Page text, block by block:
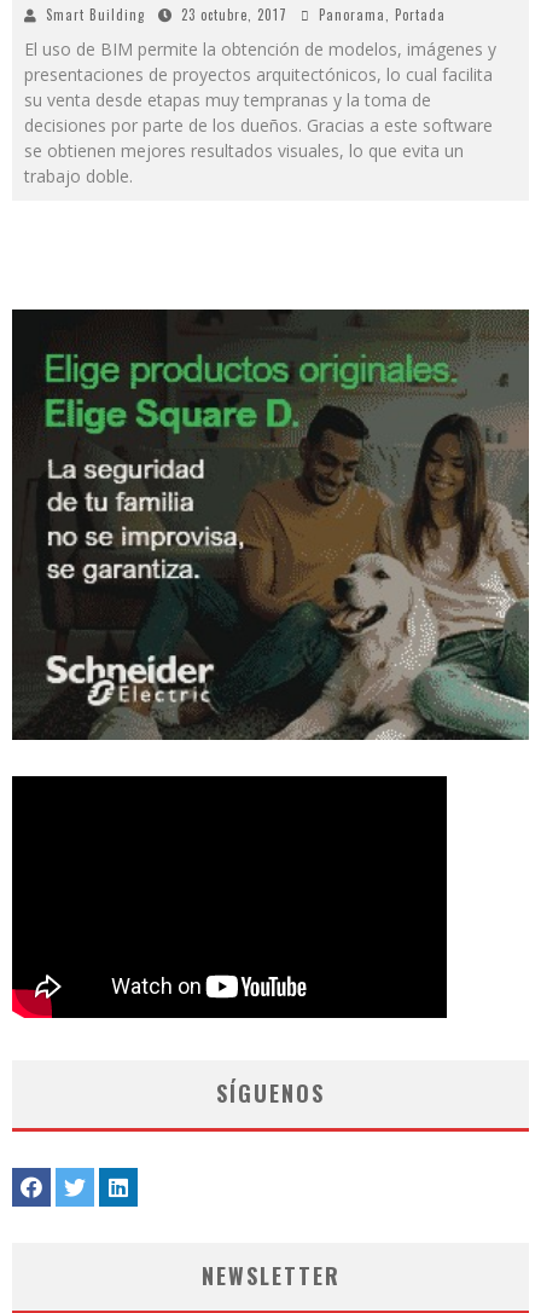
Smart Building 23 octubre, 2017 Panorama Portada
El uso de BIM permite la obtención de modelos, imágenes y
presentaciones de proyectos arquitectónicos, lo cual facilita
su venta desde etapas muy tempranas y la toma de
decisiones por parte de los dueños. Gracias a este software
se obtienen mejores resultados visuales, lo que evita un
trabajo doble.
SÍGUENOS
NEWSLETTER